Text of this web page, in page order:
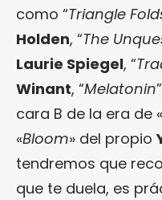
como “Triangle
Holden, “The
Laurie Spiegel, “
Winant, “Melatonin
cara B de la era de «
«Bloom» del propio
tendremos que
que te duela, es